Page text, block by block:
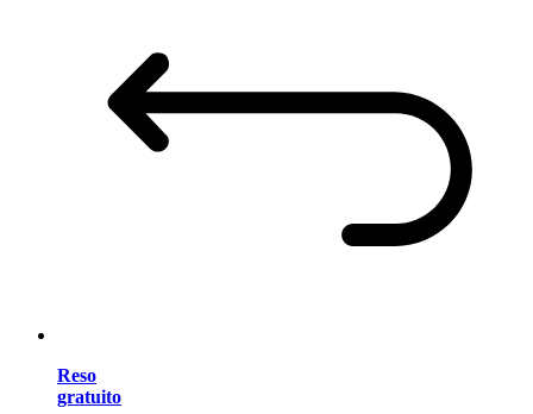
Reso
gratuito